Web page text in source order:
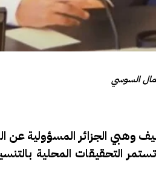
السوسي
وهبي الجزائر المسؤولية عن
تستمر التحقيقات المحلية